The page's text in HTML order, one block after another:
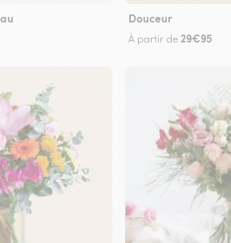
Douceur
À partir de 29€95